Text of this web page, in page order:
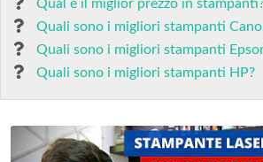
Qual è il miglior prezzo in
Quali sono i migliori stampanti
Quali sono i migliori stampanti
Quali sono i migliori stampanti HP?